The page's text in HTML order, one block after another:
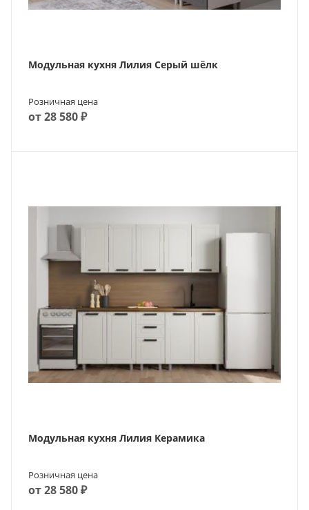
Модульная кухня Лилия Серый шёлк
Розничная цена
от 28 580 ₽
Модульная кухня Лилия Керамика
Розничная цена
от 28 580 ₽